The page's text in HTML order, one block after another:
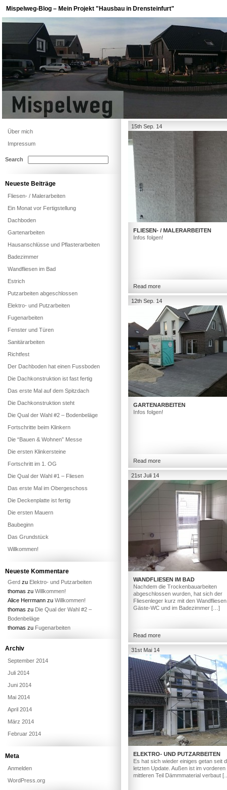
Mispelweg-Blog – Mein Projekt "Hausbau in Drensteinfurt"
15th Sep. 14
FLIESEN- / MALERARBEITEN
Infos folgen!
Read more
12th Sep. 14
GARTENARBEITEN
Infos folgen!
Read more
21st Juli 14
WANDFLIESEN IM BAD
Nachdem die Trockenbauarbeiten
abgeschlossen wurden, hat sich der
Fliesenleger kurz mit den
Gäste-WC und im Badezimmer […]
Read more
31st Mai 14
ELEKTRO- UND PUTZARBEITEN
Es hat sich wieder einiges getan seit
letzten Update. Außen ist im vorderen
mittleren Teil Dämmmaterial verbaut
Über mich
Impressum
Search
Neueste Beiträge
Fliesen- / Malerarbeiten
Ein Monat vor Fertigstellung
Dachboden
Gartenarbeiten
Hausanschlüsse und Pflasterarbeiten
Badezimmer
Wandfliesen im Bad
Estrich
Putzarbeiten abgeschlossen
Elektro- und Putzarbeiten
Fugenarbeiten
Fenster und Türen
Sanitärarbeiten
Richtfest
Der Dachboden hat einen Fussboden
Die Dachkonstruktion ist fast fertig
Das erste Mal auf dem Spitzdach
Die Dachkonstruktion steht
Die Qual der Wahl #2 – Bodenbeläge
Fortschritte beim Klinkern
Die “Bauen & Wohnen” Messe
Die ersten Klinkersteine
Fortschritt im 1. OG
Die Qual der Wahl #1 – Fliesen
Das erste Mal im Obergeschoss
Die Deckenplatte ist fertig
Die ersten Mauern
Baubeginn
Das Grundstück
Willkommen!
Neueste Kommentare
Gerd zu Elektro- und Putzarbeiten
thomas zu Willkommen!
Alice Herrmann zu Willkommen!
thomas zu Die Qual der Wahl #2 –
Bodenbeläge
thomas zu Fugenarbeiten
Archiv
September 2014
Juli 2014
Juni 2014
Mai 2014
April 2014
März 2014
Februar 2014
Meta
Anmelden
WordPress.org